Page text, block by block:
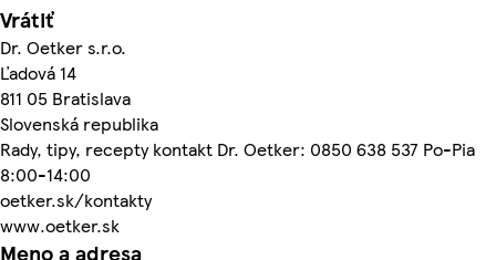
Vrátiť
Dr. Oetker s.r.o.
Ľadová 14
811 05 Bratislava
Slovenská republika
Rady, tipy, recepty kontakt Dr. Oetker: 0850 638 537 Po-Pia
8:00-14:00
oetker.sk/kontakty
www.oetker.sk
Meno a adresa